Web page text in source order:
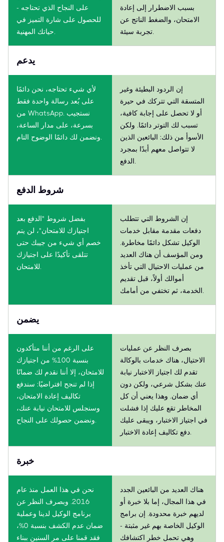
على النجاح الذي تحتاجه -
للحصول على شارة التميز في
بسبب الاضطرار إلى إعادة
الامتحان، والضغط الناتج عن
يدعم
لأي شيء تحتاجه، نحن دائمًا
على بُعد رسالة واحدة فقط
من WhatsApp. نستجيب
بسرعة، على مدار الساعة،
إن الردود البطيئة وغير
المتسقة التي تتركك في حيرة
أو لا تحصل على إجابة كافية،
تسبب لك التوتر دائمًا. ولكن
الأسوأ من ذلك: البائعين الذين
لا تتواصل معهم أبدًا بمجرد
شروط الدفع
بفضل شروط "الدفع بعد
اجتيازك للامتحان"، لن يتم
خصم أي شيء من جيبك حتى
تتلقى تأكيدًا على اجتيازك
إن الشروط التي تتطلب
دفعات مقدمة مقابل خدمات
الوكيل تشكل دائمًا مخاطرة.
ومن المؤسف أن هناك العديد
من عمليات الاحتيال التي تأخذ
أموالك أولاً، قبل تقديم
يضمن
على الرغم من أننا متأكدون
بنسبة 100% من اجتيازك
للامتحان، إلا أننا نقدم لك ضمانًا
إذا لم تنجح افتراضيًا: سندفع
تكاليف إعادة الامتحان،
وسنجلس للامتحان نيابة عنك،
بصرف النظر عن عمليات
الاحتيال، هناك خدمات بالوكالة
تقدم لك اجتياز الاختبار نيابة
عنك بشكل شرعي، ولكن دون
أي ضمان. وهذا يعني أن كل
المخاطر تقع عليك إذا فشلت
في اجتياز الاختبار، ويبقى عليك
خبرة
نحن في هذا العمل منذ عام
2016. وبصرف النظر عن
برنامج الوكيل لدينا وعملية
ضمان عدم الكشف بنسبة 0%،
فقد قمنا على مر السنين ببناء
هناك العديد من البائعين الجدد
في هذا المجال، إما بلا خبرة أو
لديهم خبرة محدودة. إن برامج
الوكيل الخاصة بهم غير مثبتة -
وهي تحمل خطر اكتشافك